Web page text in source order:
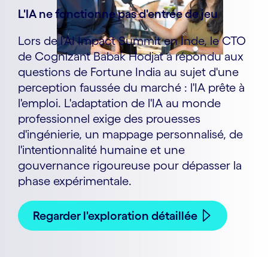
L'IA ne fonctionne pas d'entrée de jeu
Lors de l'AI Impact Summit en Inde, le CTO
de Cognizant Babak Hodjat a répondu aux
questions de Fortune India au sujet d'une
perception faussée du marché : l'IA prête à
l'emploi. L'adaptation de l'IA au monde
professionnel exige des prouesses
d'ingénierie, un mappage personnalisé, de
l'intentionnalité humaine et une
gouvernance rigoureuse pour dépasser la
phase expérimentale.
Regarder l'exploration détaillée